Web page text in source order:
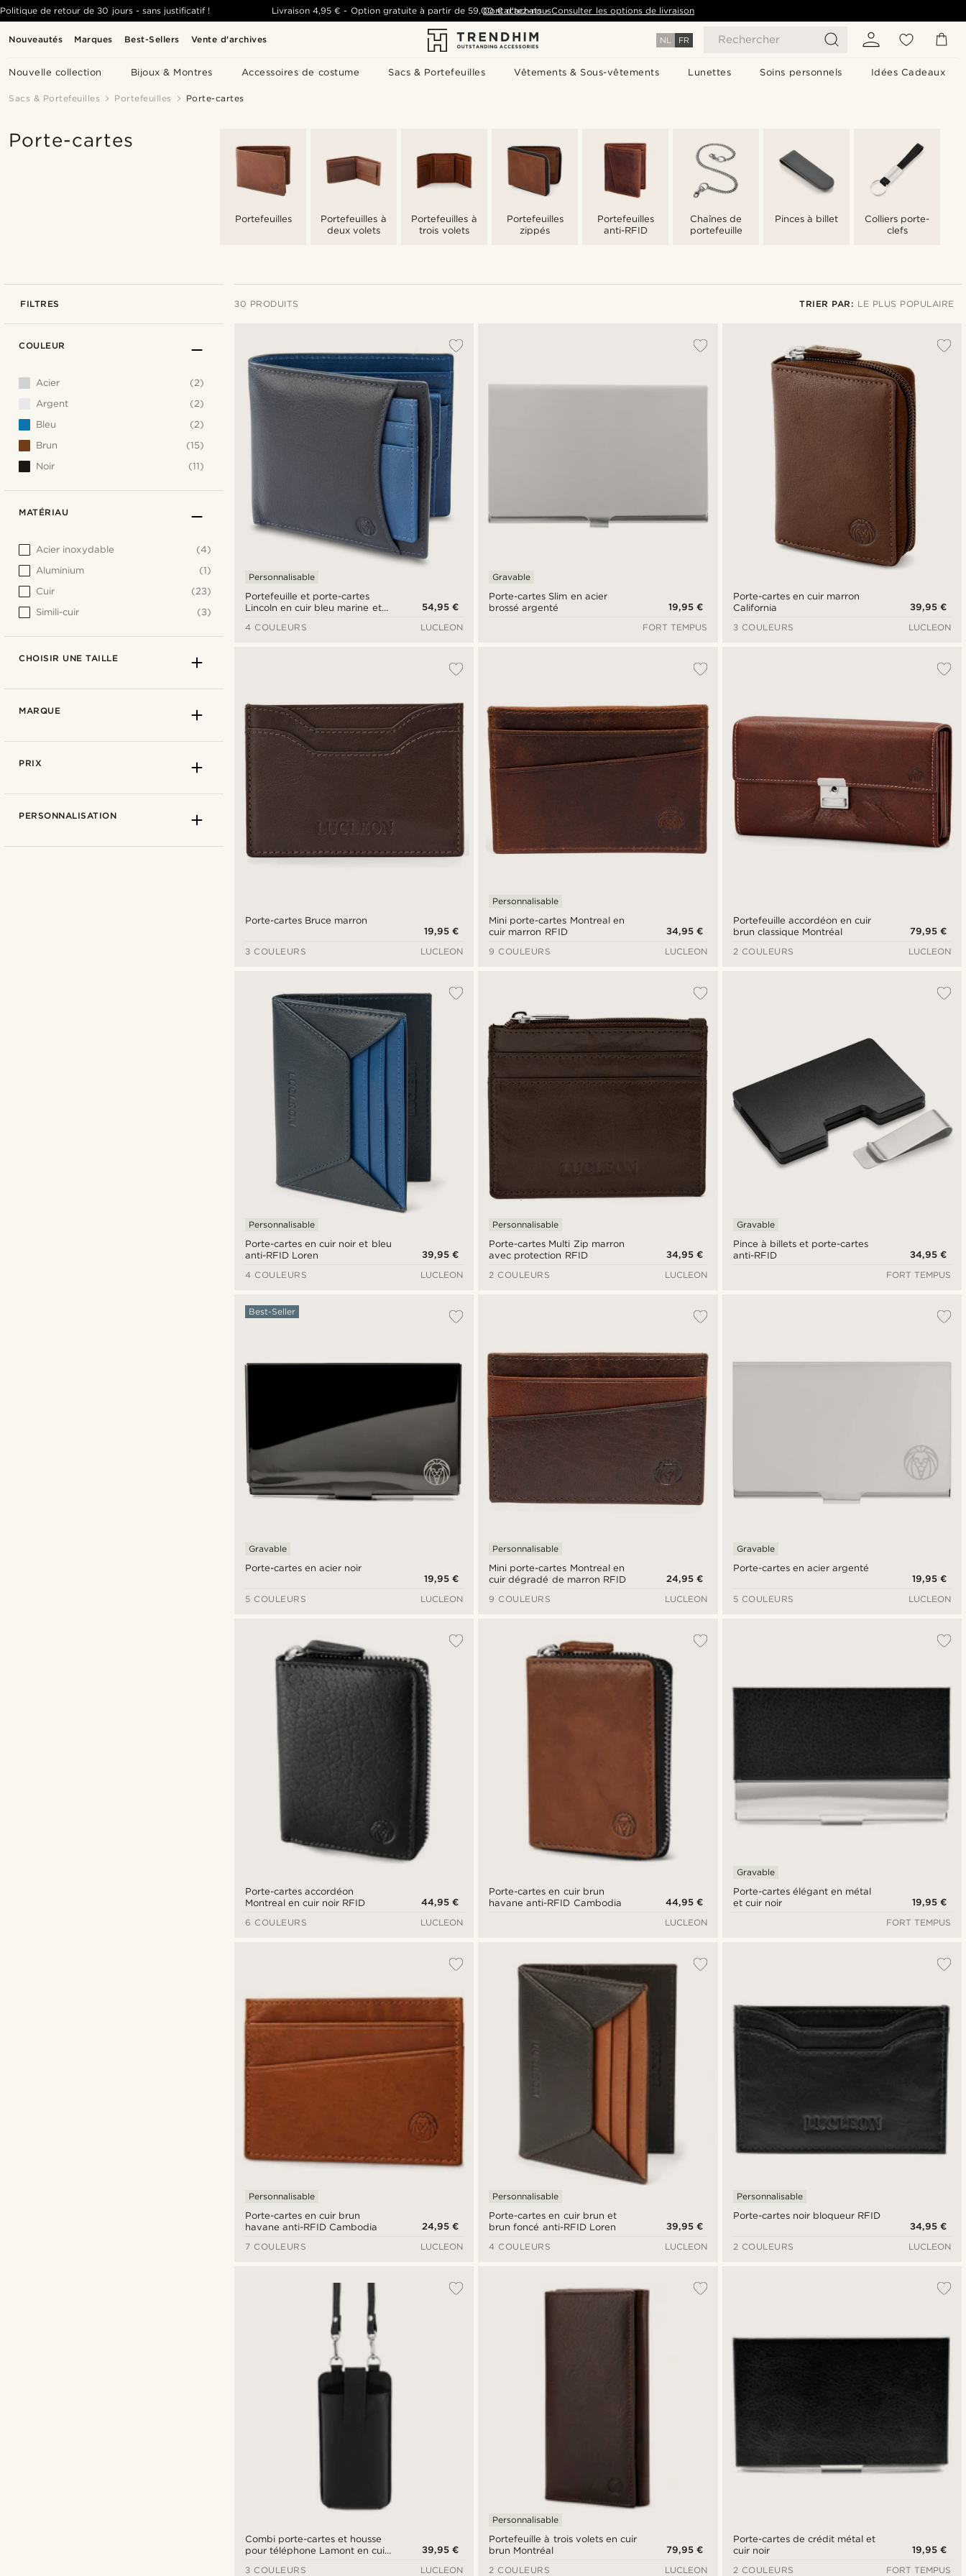
Nouveautés Marques Best-Sellers Vente d'archives NL FR Rechercher
Nouvelle collection Bijoux & Montres Accessoires de costume Sacs & Portefeuilles Vêtements & Sous-vêtements Lunettes Soins personnels Idées Cadeaux
Politique de retour de 30 jours - sans justificatif ! Livraison 4,95 € - Option gratuite à partir de59,00 €d'achats- Consulter les options de livraison
Contactez-nous
Sacs & Portefeuilles Portefeuilles Porte-cartes
Porte-cartes
Portefeuilles
Portefeuilles à
deux volets
Portefeuilles à
trois volets
Portefeuilles
zippés
Portefeuilles
anti-RFID
Chaînes de
portefeuille
Pinces à billet
Colliers porte-
clefs
FILTRES 30 PRODUITS TRIER PAR: LE PLUS POPULAIRE
Nouveautés
Prix croissant
Prix décroissant
Portefeuille et porte-cartes
Lincoln en cuir bleu marine et
Personnalisable
54,95 €
4 COULEURS
LUCLEON
Porte-cartes Slim en acier
brossé argenté
Gravable
19,95 €
FORT TEMPUS
Porte-cartes en cuir marron
California
39,95 €
3 COULEURS
LUCLEON
Porte-cartes Bruce marron
19,95 €
3 COULEURS
LUCLEON
Mini porte-cartes Montreal en
cuir marron RFID
Personnalisable
34,95 €
9 COULEURS
LUCLEON
Portefeuille accordéon en cuir
brun classique Montréal
79,95 €
2 COULEURS
LUCLEON
Porte-cartes en cuir noir et bleu
anti-RFID Loren
Personnalisable
39,95 €
4 COULEURS
LUCLEON
Porte-cartes Multi Zip marron
avec protection RFID
Personnalisable
34,95 €
2 COULEURS
LUCLEON
Pince à billets et porte-cartes
anti-RFID
Gravable
34,95 €
FORT TEMPUS
Porte-cartes en acier noir
Best-Seller
Gravable
19,95 €
5 COULEURS
LUCLEON
Mini porte-cartes Montreal en
cuir dégradé de marron RFID
Personnalisable
24,95 €
9 COULEURS
LUCLEON
Porte-cartes en acier argenté
Gravable
19,95 €
5 COULEURS
LUCLEON
Porte-cartes accordéon
Montreal en cuir noir RFID
44,95 €
6 COULEURS
LUCLEON
Porte-cartes en cuir brun
havane anti-RFID Cambodia
44,95 €
LUCLEON
Porte-cartes élégant en métal
et cuir noir
Gravable
19,95 €
FORT TEMPUS
Porte-cartes en cuir brun
havane anti-RFID Cambodia
Personnalisable
24,95 €
7 COULEURS
LUCLEON
Porte-cartes en cuir brun et
brun foncé anti-RFID Loren
Personnalisable
39,95 €
4 COULEURS
LUCLEON
Porte-cartes noir bloqueur RFID
Personnalisable
34,95 €
2 COULEURS
LUCLEON
Combi porte-cartes et housse
pour téléphone Lamont en cuir
39,95 €
3 COULEURS
LUCLEON
Portefeuille à trois volets en cuir
brun Montréal
Personnalisable
79,95 €
2 COULEURS
LUCLEON
Porte-cartes de crédit métal et
cuir noir
19,95 €
2 COULEURS
FORT TEMPUS
COULEUR
Acier
(2)
Argent
(2)
Bleu
(2)
Brun
(15)
Noir
(11)
MATÉRIAU
Acier inoxydable
(4)
Aluminium
(1)
Cuir
(23)
Simili-cuir
(3)
CHOISIR UNE TAILLE
MARQUE
PRIX
PERSONNALISATION